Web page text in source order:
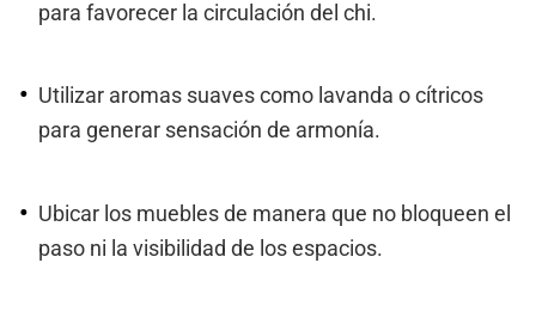
para favorecer la circulación del chi.
Utilizar aromas suaves como lavanda o cítricos
para generar sensación de armonía.
Ubicar los muebles de manera que no bloqueen el
paso ni la visibilidad de los espacios.